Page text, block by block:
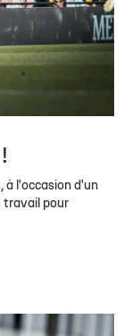
à l'occasion d'un
travail pour